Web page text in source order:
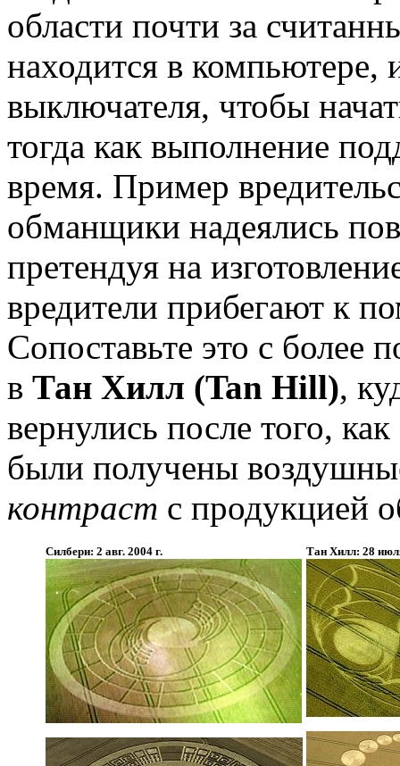
области почти за
находится в компьютере,
выключателя, чтобы
тогда как выполнение
время. Пример
обманщики надеялись
претендуя на
вредители прибегают к
Сопоставьте это с более
в Тан Хилл (Tan Hill),
вернулись после того,
были получены
контраст с продукцией
Силбери: 2 авг. 2004 г. Тан Хилл: 28